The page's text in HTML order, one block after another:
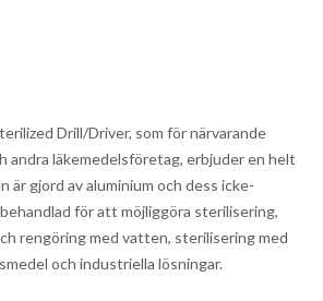
Drill/Driver, som för närvarande
andra läkemedelsföretag, erbjuder en helt
är gjord av aluminium och dess icke-
för att möjliggöra sterilisering,
rengöring med vatten, sterilisering med
och industriella lösningar.